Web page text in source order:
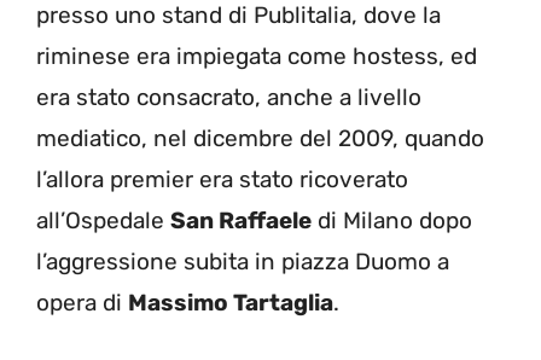
presso uno stand di Publitalia, dove la
riminese era impiegata come hostess, ed
era stato consacrato, anche a livello
mediatico, nel dicembre del 2009, quando
l’allora premier era stato ricoverato
all’Ospedale San Raffaele di Milano dopo
l’aggressione subita in piazza Duomo a
opera di Massimo Tartaglia.